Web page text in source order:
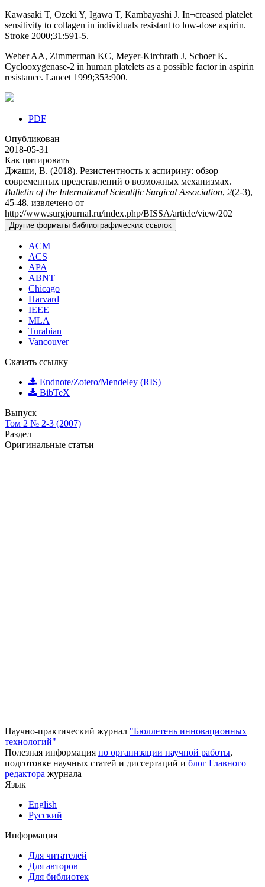
Kawasaki T, Ozeki Y, Igawa T, Kambayashi J. In¬creased platelet
sensitivity to collagen in individuals resistant to low-dose aspirin.
Stroke 2000;31:591-5.
Weber AA, Zimmerman KC, Meyer-Kirchrath J, Schoer K.
Cyclooxygenase-2 in human platelets as a possible factor in aspirin
resistance. Lancet 1999;353:900.
PDF
Опубликован
2018-05-31
Как цитировать
Джаши, В. (2018). Резистентность к аспирину: обзор
современных представлений о возможных механизмах.
Bulletin of the International Scientific Surgical Association, 2(2-3),
45-48. извлечено от
http://www.surgjournal.ru/index.php/BISSA/article/view/202
Другие форматы библиографических ссылок
ACM
ACS
APA
ABNT
Chicago
Harvard
IEEE
MLA
Turabian
Vancouver
Скачать ссылку
Endnote/Zotero/Mendeley (RIS)
BibTeX
Выпуск
Том 2 № 2-3 (2007)
Раздел
Оригинальные статьи
Научно-практический журнал "Бюллетень инновационных
технологий"
Полезная информация по организации научной работы,
подготовке научных статей и диссертаций и блог Главного
редактора журнала
Язык
English
Русский
Информация
Для читателей
Для авторов
Для библиотек